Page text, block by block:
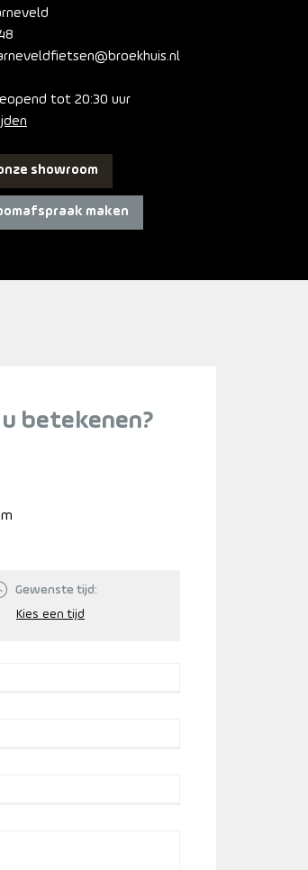
tot 20:30 uur
showroom
maken
betekenen?
Gewenste tijd: